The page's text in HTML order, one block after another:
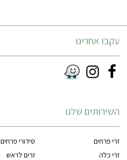
עקבו אחרינו
השירותים שלנו
זרי פרחים
סידורי פרחים
זרי כלה
זרים לראש